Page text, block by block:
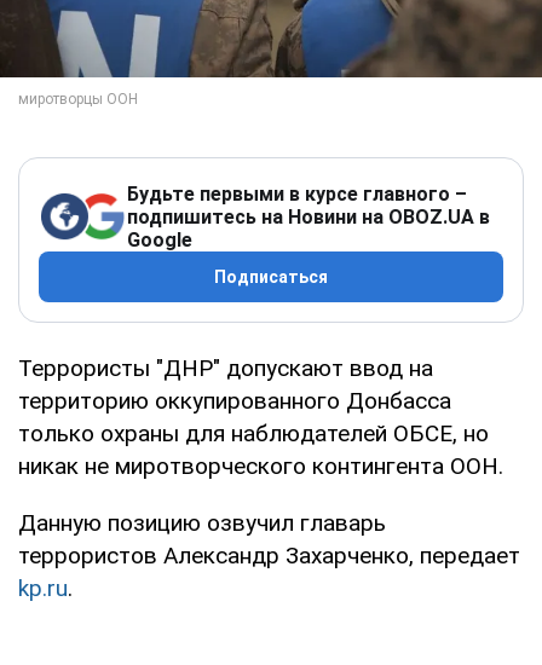
Будьте первыми в курсе главного –
подпишитесь на Новини на OBOZ.UA в
Google
Подписаться
Террористы "ДНР" допускают ввод на
территорию оккупированного Донбасса
только охраны для наблюдателей ОБСЕ, но
никак не миротворческого контингента ООН.
Данную позицию озвучил главарь
террористов Александр Захарченко, передает
kp.ru.